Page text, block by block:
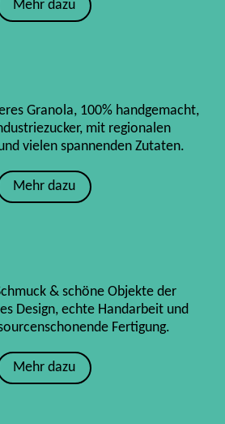
Mehr dazu
Granola, 100% handgemacht,
mit regionalen
vielen spannenden Zutaten.
Mehr dazu
& schöne Objekte der
Design, echte Handarbeit und
Fertigung.
Mehr dazu